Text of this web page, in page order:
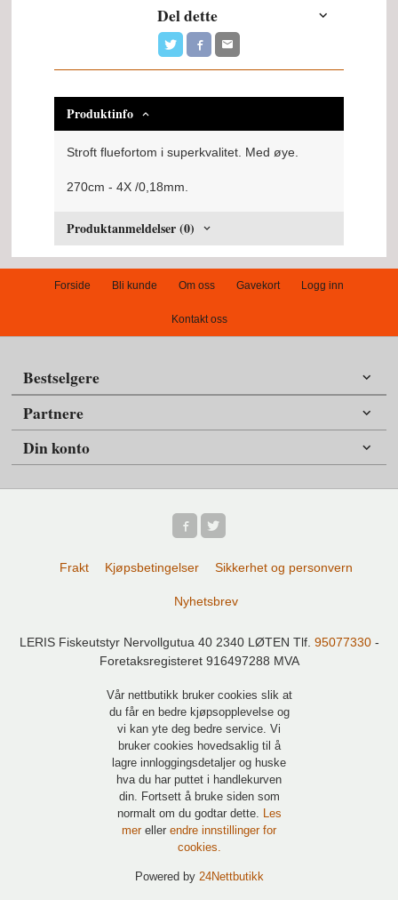
Del dette
Produktinfo
Stroft fluefortom i superkvalitet. Med øye.
270cm - 4X /0,18mm.
Produktanmeldelser (0)
Forside Bli kunde Om oss Gavekort Logg inn
Kontakt oss
Bestselgere
Partnere
Din konto
Frakt Kjøpsbetingelser Sikkerhet og personvern
Nyhetsbrev
LERIS Fiskeutstyr Nervollgutua 40 2340 LØTEN Tlf. 95077330-
Foretaksregisteret 916497288 MVA
Vår nettbutikk bruker cookies slik at
du får en bedre kjøpsopplevelse og
vi kan yte deg bedre service. Vi
bruker cookies hovedsaklig til å
lagre innloggingsdetaljer og huske
hva du har puttet i handlekurven
din. Fortsett å bruke siden som
normalt om du godtar dette. Les
mer eller endre innstillinger for
cookies.
Powered by 24Nettbutikk